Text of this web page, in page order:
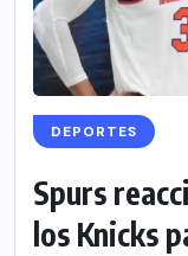
DEPORTES
Spurs
los Knicks